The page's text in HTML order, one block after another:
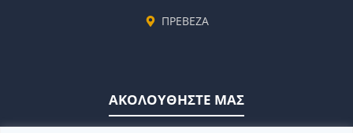
ΠΡΕΒΕΖΑ
ΑΚΟΛΟΥΘΗΣΤΕ ΜΑΣ